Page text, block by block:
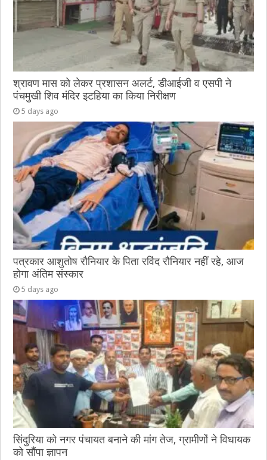
श्रावण मास को लेकर प्रशासन अलर्ट, डीआईजी व एसपी ने
पंचमुखी शिव मंदिर इटहिया का किया निरीक्षण
5 days ago
पत्रकार आशुतोष रौनियार के पिता रविंद रौनियार नहीं रहे, आज
होगा अंतिम संस्कार
5 days ago
सिंदुरिया को नगर पंचायत बनाने की मांग तेज, ग्रामीणों ने विधायक
को सौंपा ज्ञापन